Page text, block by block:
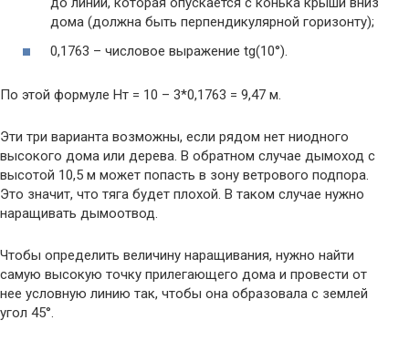
дома (должна быть перпендикулярной горизонту);
0,1763 – числовое выражение tg(10°).
По этой формуле Hт = 10 – 3*0,1763 = 9,47 м.
Эти три варианта возможны, если рядом нет ниодного
высокого дома или дерева. В обратном случае дымоход с
высотой 10,5 м может попасть в зону ветрового подпора.
Это значит, что тяга будет плохой. В таком случае нужно
наращивать дымоотвод.
Чтобы определить величину наращивания, нужно найти
самую высокую точку прилегающего дома и провести от
нее условную линию так, чтобы она образовала с землей
угол 45°.